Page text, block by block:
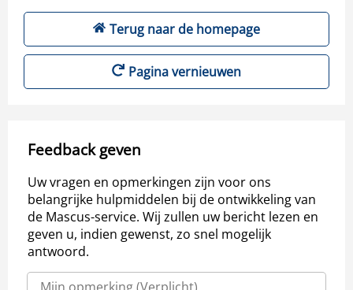
Terug naar de homepage
Pagina vernieuwen
Feedback geven
Uw vragen en opmerkingen zijn voor ons
belangrijke hulpmiddelen bij de ontwikkeling van
de Mascus-service. Wij zullen uw bericht lezen en
geven u, indien gewenst, zo snel mogelijk
antwoord.